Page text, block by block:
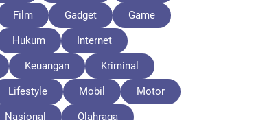
Film Gadget Game
Hukum Internet
Keuangan Kriminal
Lifestyle Mobil Motor
Nasional Olahraga